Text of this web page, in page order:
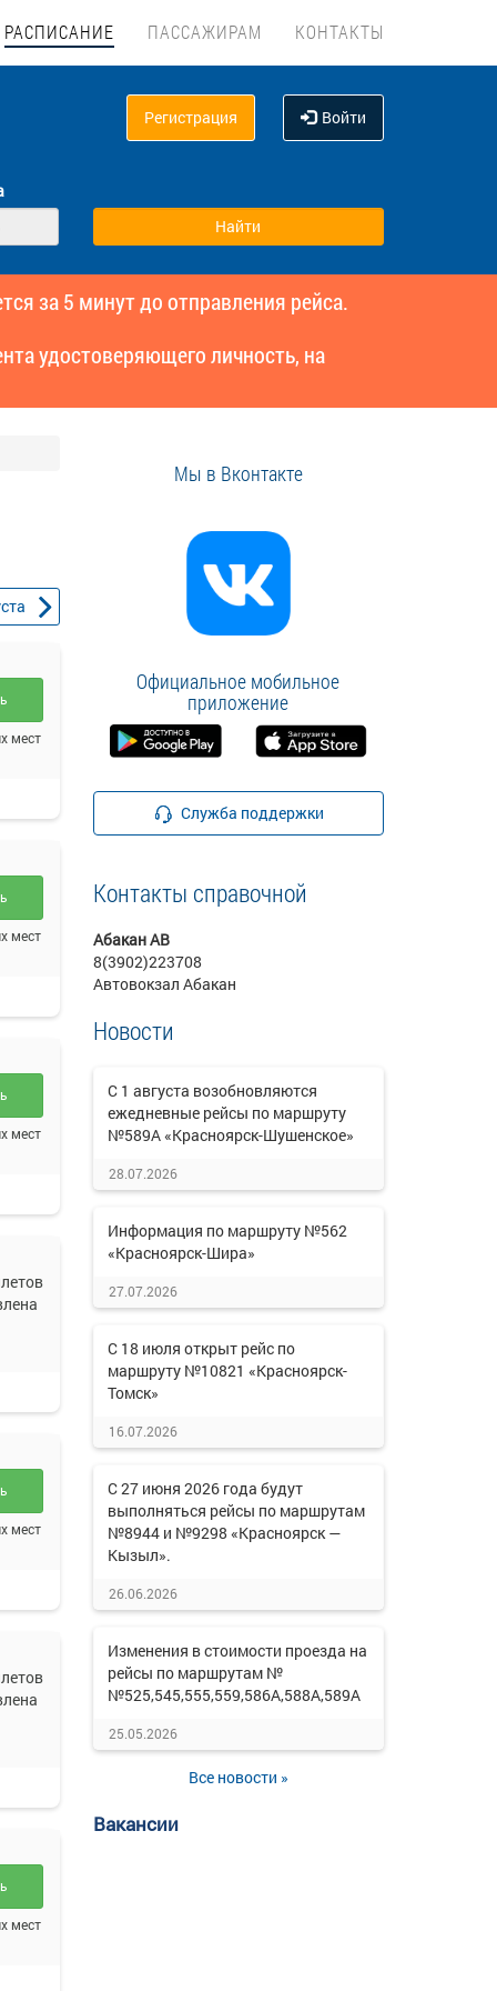
РАСПИСАНИЕ ПАССАЖИРАМ КОНТАКТЫ
Регистрация Войти
за 5 минут до отправления рейса.
удостоверяющего личность, на
мест
мест
мест
мест
мест
Мы в Вконтакте
Официальное мобильное
приложение
Служба поддержки
Контакты справочной
Абакан АВ
8(3902)223708
Автовокзал Абакан
Новости
С 1 августа возобновляются
ежедневные рейсы по маршруту
№589А «Красноярск-Шушенское»
28.07.2026
Информация по маршруту №562
«Красноярск-Шира»
27.07.2026
С 18 июля открыт рейс по
маршруту №10821 «Красноярск-
Томск»
16.07.2026
С 27 июня 2026 года будут
выполняться рейсы по маршрутам
№8944 и №9298 «Красноярск —
Кызыл».
26.06.2026
Изменения в стоимости проезда на
рейсы по маршрутам №
№525,545,555,559,586А,588А,589А
25.05.2026
Все новости »
Вакансии